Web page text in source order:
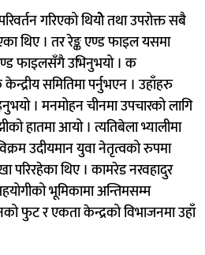
गरिएको थियोे तथा उपरोक्त सबै
थिए । तर रेङ्क एण्ड फाइल यसमा
एण्ड फाइलसँगै उभिनुभयो । क
समितिमा पर्नुभएन । उहाँहरु
। मनमोहन चीनमा उपचारको लागि
हातमा आयो । त्यतिबेला भ्यालीमा
उदीयमान युवा नेतृत्वको रुपमा
परिरहेका थिए । कामरेड नरवहादुर
भूमिकामा अन्तिमसम्म
फुट र एकता केन्द्रको विभाजनमा उहाँ